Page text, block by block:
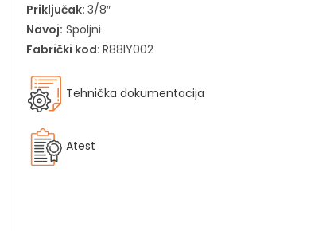
Priključak: 3/8″
Navoj: Spoljni
Fabrički kod: R88IY002
Tehnička dokumentacija
Atest